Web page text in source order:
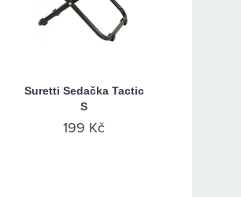
Suretti Sedačka Tactic
S
199 Kč